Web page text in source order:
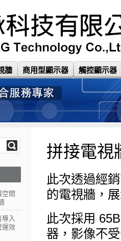
牆 商用型顯示器 觸控顯示器
拼接電視
此次透過經
的電視牆，
此次採用
器，影像不
間
入
運效